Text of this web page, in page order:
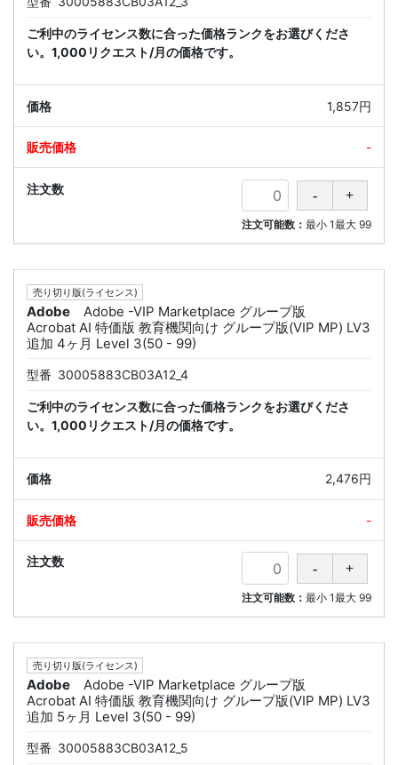
ご利中のライセンス数に合った価格ランクをお選びくださ
い。1,000リクエスト/月の価格です。
1,857円
-
注文可能数： 最小 1最大 99
売り切り版(ライセンス)
Adobe
Adobe -VIP Marketplace グループ版
Acrobat AI 特価版 教育機関向け グループ版(VIP MP) LV3
追加 4ヶ月 Level 3(50 - 99)
型番 30005883CB03A12_4
ご利中のライセンス数に合った価格ランクをお選びくださ
い。1,000リクエスト/月の価格です。
2,476円
-
注文可能数： 最小 1最大 99
売り切り版(ライセンス)
Adobe
Adobe -VIP Marketplace グループ版
Acrobat AI 特価版 教育機関向け グループ版(VIP MP) LV3
追加 5ヶ月 Level 3(50 - 99)
型番 30005883CB03A12_5